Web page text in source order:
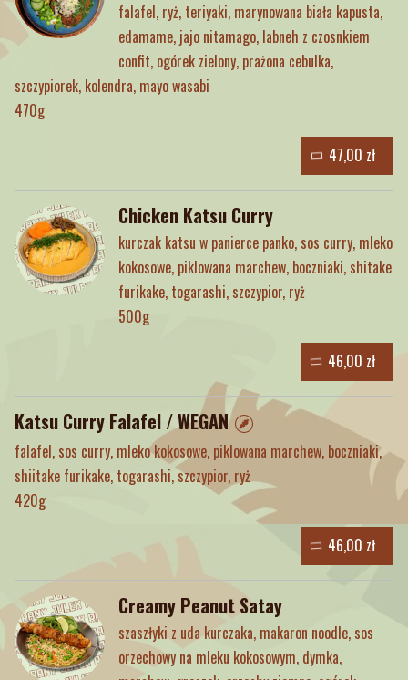
falafel, ryż, teriyaki, marynowana biała kapusta,
edamame, jajo nitamago, labneh z czosnkiem
confit, ogórek zielony, prażona cebulka,
szczypiorek, kolendra, mayo wasabi
470g
Chicken Katsu Curry
kurczak katsu w panierce panko, sos curry, mleko
kokosowe, piklowana marchew, boczniaki, shitake
furikake, togarashi, szczypior, ryż
500g
Katsu Curry Falafel / WEGAN
falafel, sos curry, mleko kokosowe, piklowana marchew, boczniaki,
shiitake furikake, togarashi, szczypior, ryż
420g
Creamy Peanut Satay
szaszłyki z uda kurczaka, makaron noodle, sos
orzechowy na mleku kokosowym, dymka,